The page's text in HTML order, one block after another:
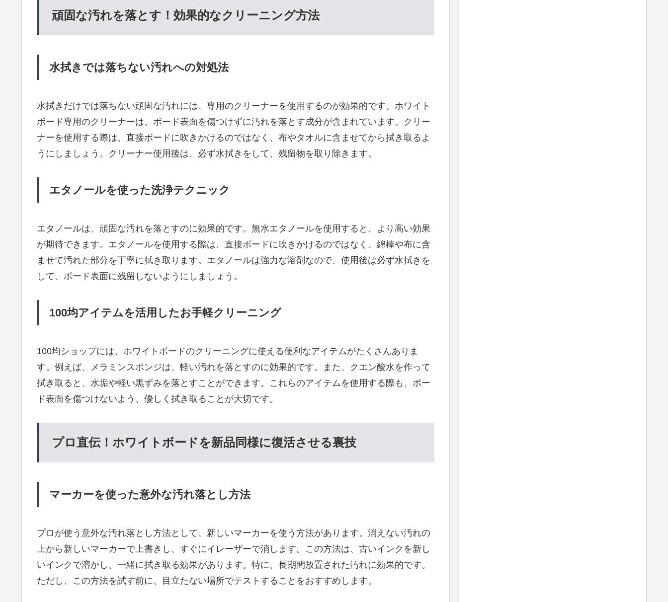
頑固な汚れを落とす！効果的なクリーニング方法
水拭きでは落ちない汚れへの対処法
水拭きだけでは落ちない頑固な汚れには、専用のクリーナーを使用するのが効果的です。ホワイト
ボード専用のクリーナーは、ボード表面を傷つけずに汚れを落とす成分が含まれています。クリー
ナーを使用する際は、直接ボードに吹きかけるのではなく、布やタオルに含ませてから拭き取るよ
うにしましょう。クリーナー使用後は、必ず水拭きをして、残留物を取り除きます。
エタノールを使った洗浄テクニック
エタノールは、頑固な汚れを落とすのに効果的です。無水エタノールを使用すると、より高い効果
が期待できます。エタノールを使用する際は、直接ボードに吹きかけるのではなく、綿棒や布に含
ませて汚れた部分を丁寧に拭き取ります。エタノールは強力な溶剤なので、使用後は必ず水拭きを
して、ボード表面に残留しないようにしましょう。
100均アイテムを活用したお手軽クリーニング
100均ショップには、ホワイトボードのクリーニングに使える便利なアイテムがたくさんありま
す。例えば、メラミンスポンジは、軽い汚れを落とすのに効果的です。また、クエン酸水を作って
拭き取ると、水垢や軽い黒ずみを落とすことができます。これらのアイテムを使用する際も、ボー
ド表面を傷つけないよう、優しく拭き取ることが大切です。
プロ直伝！ホワイトボードを新品同様に復活させる裏技
マーカーを使った意外な汚れ落とし方法
プロが使う意外な汚れ落とし方法として、新しいマーカーを使う方法があります。消えない汚れの
上から新しいマーカーで上書きし、すぐにイレーザーで消します。この方法は、古いインクを新し
いインクで溶かし、一緒に拭き取る効果があります。特に、長期間放置された汚れに効果的です。
ただし、この方法を試す前に、目立たない場所でテストすることをおすすめします。